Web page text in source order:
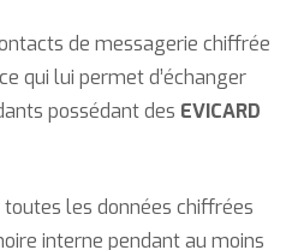
de messagerie chiffrée
qui lui permet d’échanger
possédant des EVICARD
les données chiffrées
interne pendant au moins